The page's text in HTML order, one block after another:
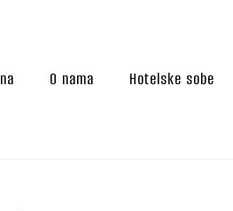
O nama Hotelske sobe